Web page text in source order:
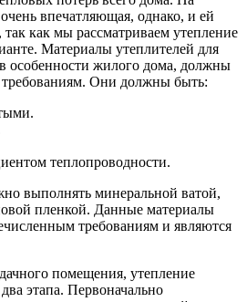
впечатляющая, однако, и ей
как мы рассматриваем утепление
Материалы утеплителей для
особенности жилого дома, должны
требованиям. Они должны быть:
теплопроводности.
выполнять минеральной ватой,
пленкой. Данные материалы
требованиям и являются
помещения, утепление
этапа. Первоначально